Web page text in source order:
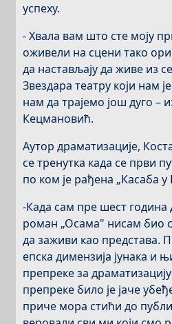
успеху.
- Хвала вам што сте моју
оживели на сцени тако
да настављају да живе из
Звездара театру који нам
нам да трајемо још дуго –
Кецмановић.
Аутор драматизације,
се тренутка када се први
по ком је рађена „Касаба у
-Када сам пре шест
роман „Осама" нисам био
да заживи као представа.
епска димензија јунака и
препреке за
препреке било је јаче
приче мора стићи до